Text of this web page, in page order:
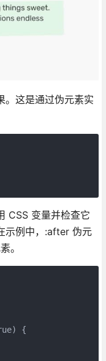
。这是通过伪元素实
CSS 变量并检查它
示例中，:after 伪元
。
{